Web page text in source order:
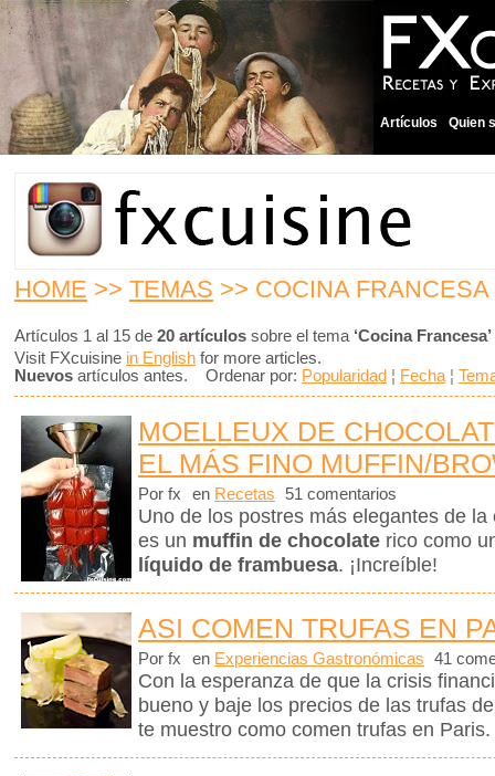
Artículos Quien
HOME >> TEMAS >> COCINA FRANCESA
Artículos 1 al 15 de 20 artículos sobre el tema ‘Cocina Francesa’
Visit FXcuisine in English for more articles.
Nuevos artículos antes. Ordenar por: Popularidad ¦ Fecha ¦
MOELLEUX DE
EL MÁS FINO MUFFIN/
Por fx en Recetas 51 comentarios
Uno de los postres más elegantes de
es un muffin de chocolate rico como
líquido de frambuesa. ¡Increíble!
ASI COMEN TRUFAS EN
Por fx en Experiencias Gastronómicas 41
Con la esperanza de que la crisis
bueno y baje los precios de las trufas
te muestro como comen trufas en Paris.